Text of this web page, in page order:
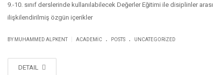
9.-10. sınıf derslerinde kullanılabilecek Değerler Eğitimi ile disiplinler arası
ilişkilendirilmiş özgün içerikler
BY MUHAMMED ALPKENT ACADEMIC . POSTS . UNCATEGORIZED
DETAIL